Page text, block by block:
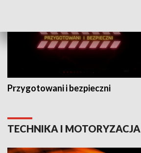
Przygotowani i bezpieczni
TECHNIKA I MOTORYZACJA